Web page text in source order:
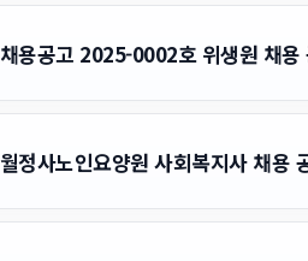
채용공고 2025-0002호 위생원 채용
월정사노인요양원 사회복지사 채용